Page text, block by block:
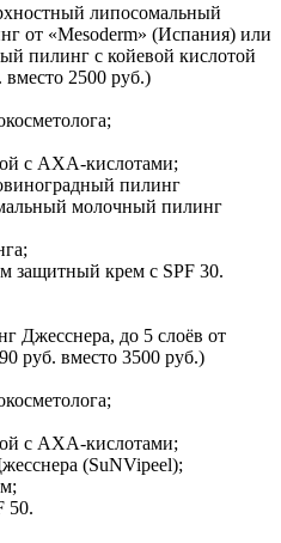
липосомальный
от «Mesoderm» (Испания) или
пилинг с койевой кислотой
вместо 2500 руб.)
с AXA-кислотами;
пилинг
молочный пилинг
защитный крем с SPF 30.
Джесснера, до 5 слоёв от
руб. вместо 3500 руб.)
с AXA-кислотами;
(SuNVipeel);
50.